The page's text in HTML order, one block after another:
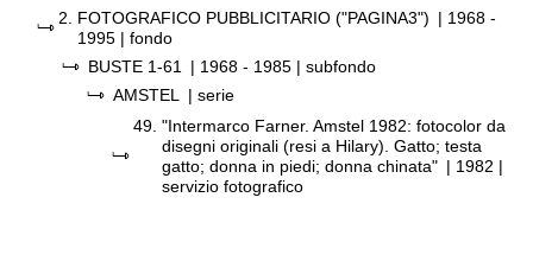
2.
FOTOGRAFICO PUBBLICITARIO ("PAGINA3") | 1968 -
1995 | fondo
BUSTE 1-61
| 1968 - 1985 | subfondo
AMSTEL
| serie
49. "Intermarco Farner. Amstel 1982: fotocolor da
disegni originali (resi a Hilary). Gatto; testa
gatto; donna in piedi; donna chinata" | 1982 |
servizio fotografico